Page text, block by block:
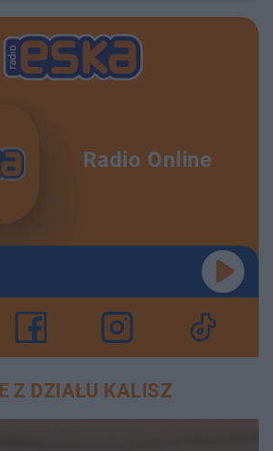
Radio Online
Z DZIAŁU KALISZ